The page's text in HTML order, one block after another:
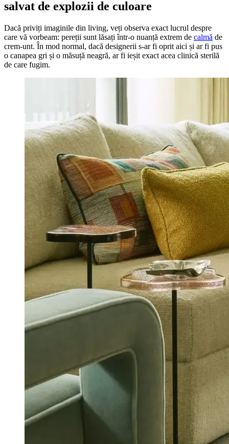
salvat de explozii de culoare
Dacă priviți imaginile din living, veți observa exact lucrul despre
care vă vorbeam: pereții sunt lăsați într-o nuanță extrem de calmă de
crem-unt. În mod normal, dacă designerii s-ar fi oprit aici și ar fi pus
o canapea gri și o măsuță neagră, ar fi ieșit exact acea clinică sterilă
de care fugim.